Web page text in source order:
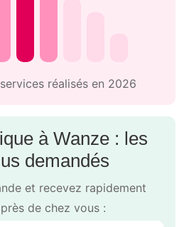
réalisés en 2026
à Wanze : les
demandés
et recevez rapidement
de chez vous :